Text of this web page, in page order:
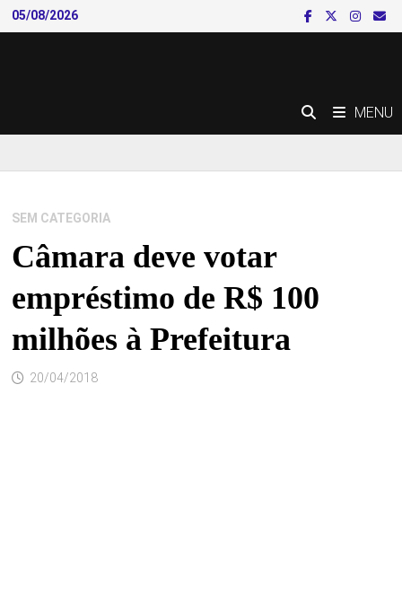
Skip
to
05/08/2026
MENU
SEM CATEGORIA
Câmara deve votar
empréstimo de R$ 100
milhões à Prefeitura
20/04/2018